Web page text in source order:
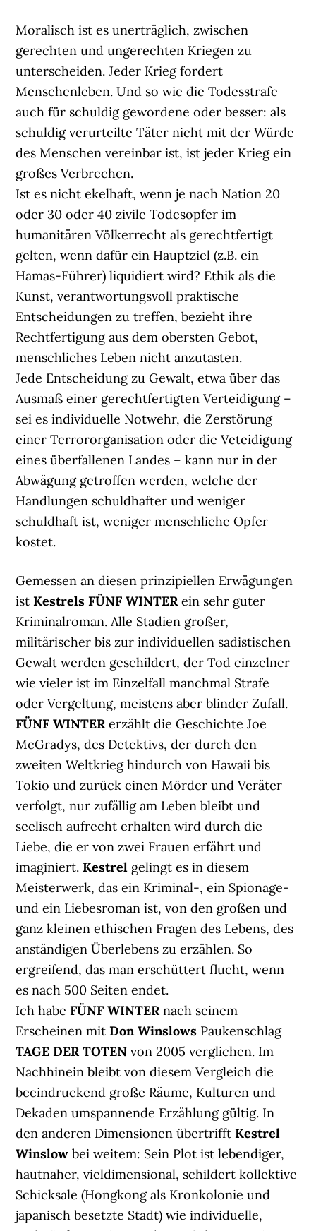
Moralisch ist es unerträglich, zwischen
gerechten und ungerechten Kriegen zu
unterscheiden. Jeder Krieg fordert
Menschenleben. Und so wie die Todesstrafe
auch für schuldig gewordene oder besser: als
schuldig verurteilte Täter nicht mit der Würde
des Menschen vereinbar ist, ist jeder Krieg ein
großes Verbrechen.
Ist es nicht ekelhaft, wenn je nach Nation 20
oder 30 oder 40 zivile Todesopfer im
humanitären Völkerrecht als gerechtfertigt
gelten, wenn dafür ein Hauptziel (z.B. ein
Hamas-Führer) liquidiert wird? Ethik als die
Kunst, verantwortungsvoll praktische
Entscheidungen zu treffen, bezieht ihre
Rechtfertigung aus dem obersten Gebot,
menschliches Leben nicht anzutasten.
Jede Entscheidung zu Gewalt, etwa über das
Ausmaß einer gerechtfertigten Verteidigung –
sei es individuelle Notwehr, die Zerstörung
einer Terrororganisation oder die Veteidigung
eines überfallenen Landes – kann nur in der
Abwägung getroffen werden, welche der
Handlungen schuldhafter und weniger
schuldhaft ist, weniger menschliche Opfer
kostet.
Gemessen an diesen prinzipiellen Erwägungen
ist Kestrels FÜNF WINTER ein sehr guter
Kriminalroman. Alle Stadien großer,
militärischer bis zur individuellen sadistischen
Gewalt werden geschildert, der Tod einzelner
wie vieler ist im Einzelfall manchmal Strafe
oder Vergeltung, meistens aber blinder Zufall.
FÜNF WINTER erzählt die Geschichte Joe
McGradys, des Detektivs, der durch den
zweiten Weltkrieg hindurch von Hawaii bis
Tokio und zurück einen Mörder und Veräter
verfolgt, nur zufällig am Leben bleibt und
seelisch aufrecht erhalten wird durch die
Liebe, die er von zwei Frauen erfährt und
imaginiert. Kestrel gelingt es in diesem
Meisterwerk, das ein Kriminal-, ein Spionage-
und ein Liebesroman ist, von den großen und
ganz kleinen ethischen Fragen des Lebens, des
anständigen Überlebens zu erzählen. So
ergreifend, das man erschüttert flucht, wenn
es nach 500 Seiten endet.
Ich habe FÜNF WINTER nach seinem
Erscheinen mit Don Winslows Paukenschlag
TAGE DER TOTEN von 2005 verglichen. Im
Nachhinein bleibt von diesem Vergleich die
beeindruckend große Räume, Kulturen und
Dekaden umspannende Erzählung gültig. In
den anderen Dimensionen übertrifft Kestrel
Winslow bei weitem: Sein Plot ist lebendiger,
hautnaher, vieldimensional, schildert kollektive
Schicksale (Hongkong als Kronkolonie und
japanisch besetzte Stadt) wie individuelle,